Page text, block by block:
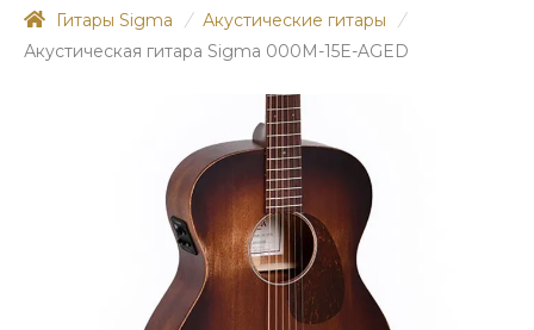
Гитары Sigma / Акустические гитары
/
Акустическая гитара Sigma 000M-15E-AGED